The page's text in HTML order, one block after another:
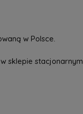
w Polsce.
sklepie stacjonarnym.